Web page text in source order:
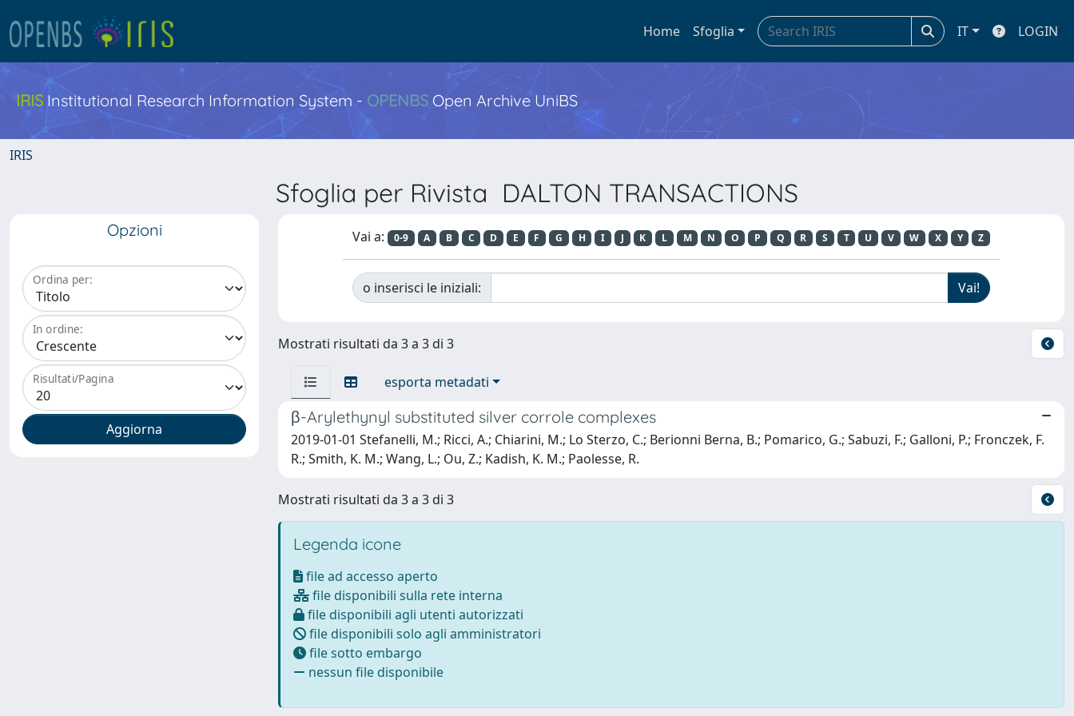
Home Sfoglia IT LOGIN
IRIS Institutional Research Information System - OPENBS Open Archive UniBS
IRIS
Sfoglia per Rivista DALTON TRANSACTIONS
Opzioni
Ordina per:
In ordine:
Risultati/Pagina
Vai a: 0-9 A B C D E F G H I J K L M N O P Q R S T U V W X Y Z
o inserisci le iniziali:
Mostrati risultati da 3 a 3 di 3
esporta metadati
β-Arylethynyl substituted silver corrole complexes
2019-01-01 Stefanelli, M.; Ricci, A.; Chiarini, M.; Lo Sterzo, C.; Berionni Berna, B.; Pomarico, G.; Sabuzi, F.; Galloni, P.; Fronczek, F.
R.; Smith, K. M.; Wang, L.; Ou, Z.; Kadish, K. M.; Paolesse, R.
Mostrati risultati da 3 a 3 di 3
Legenda icone
file ad accesso aperto
file disponibili sulla rete interna
file disponibili agli utenti autorizzati
file disponibili solo agli amministratori
file sotto embargo
nessun file disponibile